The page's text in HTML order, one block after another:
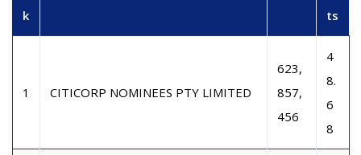
k
ts
1 CITICORP NOMINEES PTY LIMITED
623,
857,
456
4
8.
6
8